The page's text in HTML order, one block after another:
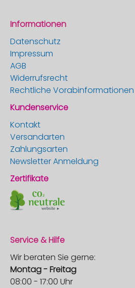
Informationen
Datenschutz
Impressum
AGB
Widerrufsrecht
Rechtliche Vorabinformationen
Kundenservice
Kontakt
Versandarten
Zahlungsarten
Newsletter Anmeldung
Zertifikate
Service & Hilfe
Wir beraten Sie gerne:
Montag - Freitag
08:00 - 17:00 Uhr